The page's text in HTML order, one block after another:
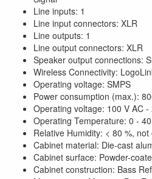
Line inputs: 1
Line input connectors: XLR
Line outputs: 1
Line output connectors: XLR
Speaker output connections:
Wireless Connectivity:
Operating voltage: SMPS
Power consumption (max.):
Operating voltage: 100 V AC
Operating Temperature: 0 -
Relative Humidity: < 80 %, not
Cabinet material: Die-cast
Cabinet surface: Powder-
Cabinet construction: Bass